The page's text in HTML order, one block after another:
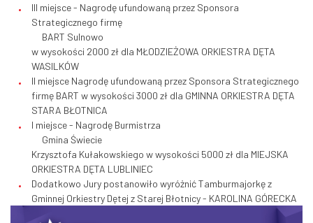
III miejsce - Nagrodę ufundowaną przez Sponsora
Strategicznego firmę
BART Sulnowo
w wysokości 2000 zł dla MŁODZIEŻOWA ORKIESTRA DĘTA
WASILKÓW
II miejsce Nagrodę ufundowaną przez Sponsora Strategicznego
firmę BART w wysokości 3000 zł dla GMINNA ORKIESTRA DĘTA
STARA BŁOTNICA
I miejsce - Nagrodę Burmistrza
Gmina Świecie
Krzysztofa Kułakowskiego w wysokości 5000 zł dla MIEJSKA
ORKIESTRA DĘTA LUBLINIEC
Dodatkowo Jury postanowiło wyróżnić Tamburmajorkę z
Gminnej Orkiestry Dętej z Starej Błotnicy - KAROLINA GÓRECKA